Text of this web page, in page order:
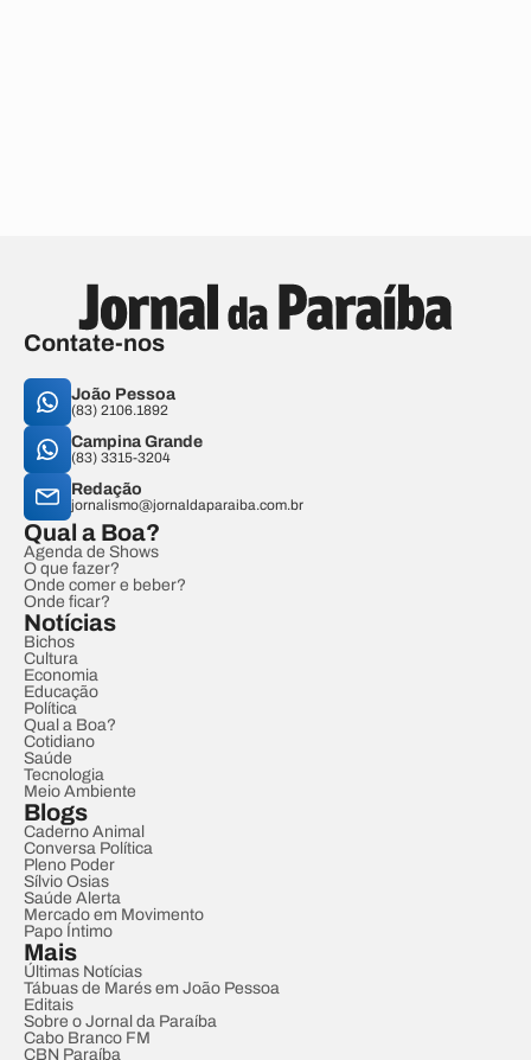
Contate-nos
João Pessoa
(83) 2106.1892
Campina Grande
(83) 3315-3204
Redação
jornalismo@jornaldaparaiba.com.br
Qual a Boa?
Agenda de Shows
O que fazer?
Onde comer e beber?
Onde ficar?
Notícias
Bichos
Cultura
Economia
Educação
Política
Qual a Boa?
Cotidiano
Saúde
Tecnologia
Meio Ambiente
Blogs
Caderno Animal
Conversa Política
Pleno Poder
Sílvio Osias
Saúde Alerta
Mercado em Movimento
Papo Íntimo
Mais
Últimas Notícias
Tábuas de Marés em João Pessoa
Editais
Sobre o Jornal da Paraíba
Cabo Branco FM
CBN Paraíba